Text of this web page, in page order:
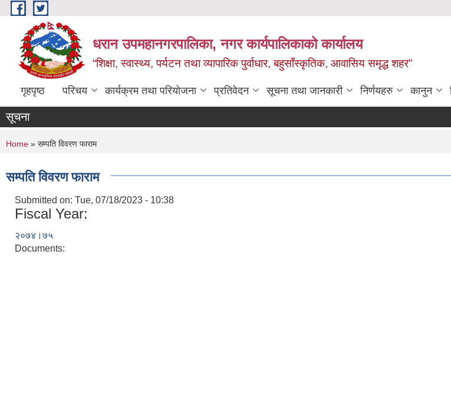
Skip to main content
धरान उपमहानगरपालिका, नगर कार्यपालिकाको कार्यालय
“शिक्षा, स्वास्थ्य, पर्यटन तथा व्यापारिक पुर्वाधार, बहुसाँस्कृतिक, आवासिय समृद्ध शहर”
गृहपृष्ठ परिचय कार्यक्रम तथा परियोजना प्रतिवेदन सूचना तथा जानकारी निर्णयहरु कानुन
सूचना
You are here
Home » सम्पति विवरण फाराम
सम्पति विवरण फाराम
Submitted on: Tue, 07/18/2023 - 10:38
Fiscal Year:
२०७४।७५
Documents: